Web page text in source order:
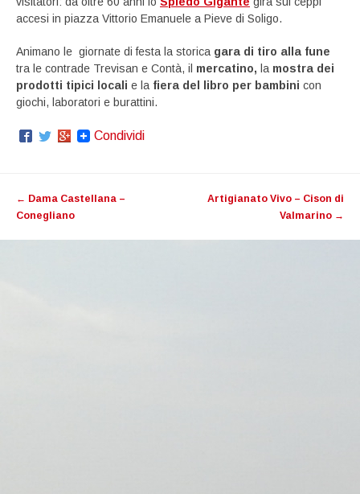
accesi in piazza Vittorio Emanuele a Pieve di Soligo.
Animano le giornate di festa la storica gara di tiro alla fune
tra le contrade Trevisan e Contà, il mercatino, la mostra dei
prodotti tipici locali e la fiera del libro per bambini con
giochi, laboratori e burattini.
Condividi
← Dama Castellana –
Conegliano
Artigianato Vivo – Cison di
Valmarino →